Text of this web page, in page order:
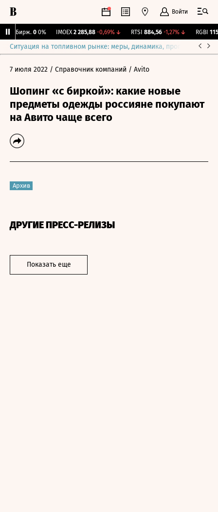
Войти
Бирж. 0 0% IMOEX 2 285,88 -0,69%↓ RTSI 884,56 -1,27%↓ RGBI
Ситуация на топливном рынке: меры, динамика, прогнозы
7 июля 2022 / Справочник компаний / Avito
Шопинг «с биркой»: какие новые
предметы одежды россияне покупают
на Авито чаще всего
Архив
ДРУГИЕ ПРЕСС-РЕЛИЗЫ
Показать еще